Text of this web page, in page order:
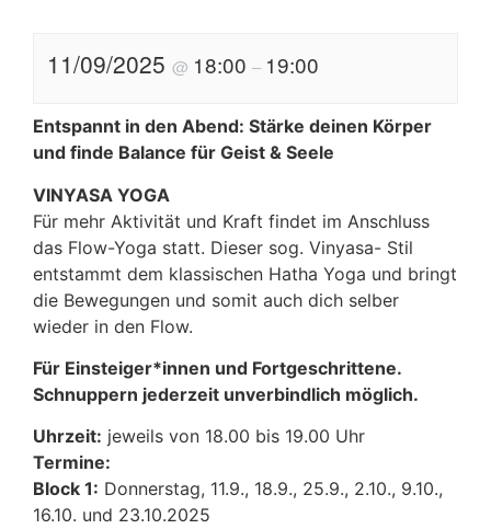
11/09/2025 @ 18:00 – 19:00
Entspannt in den Abend: Stärke deinen Körper
und finde Balance für Geist & Seele
VINYASA YOGA
Für mehr Aktivität und Kraft findet im Anschluss
das Flow-Yoga statt. Dieser sog. Vinyasa- Stil
entstammt dem klassischen Hatha Yoga und bringt
die Bewegungen und somit auch dich selber
wieder in den Flow.
Für Einsteiger*innen und Fortgeschrittene.
Schnuppern jederzeit unverbindlich möglich.
Uhrzeit: jeweils von 18.00 bis 19.00 Uhr
Termine:
Block 1: Donnerstag, 11.9., 18.9., 25.9., 2.10., 9.10.,
16.10. und 23.10.2025